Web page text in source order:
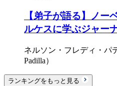
【弟子が語る】ノー
ルケスに学ぶジャー
ネルソン・フレディ・パ
Padilla）
ランキングをもっと見る